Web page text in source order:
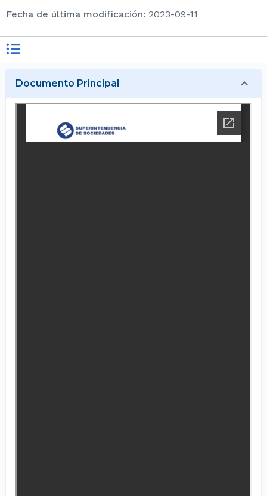
Fecha de última modificación: 2023-09-11
Documento Principal